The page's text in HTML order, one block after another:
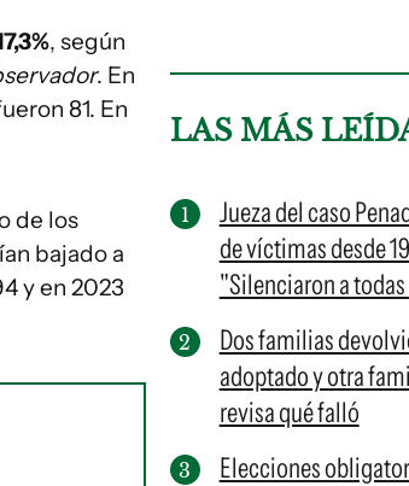
, según
. En
81. En
de los
bajado a
y en 2023
LAS MÁS
Jueza del caso
de víctimas desde
"Silenciaron a
Dos familias
adoptado y otra
revisa qué falló
Elecciones